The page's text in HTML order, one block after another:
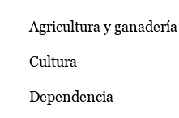
Agricultura y ganadería
Cultura
Dependencia